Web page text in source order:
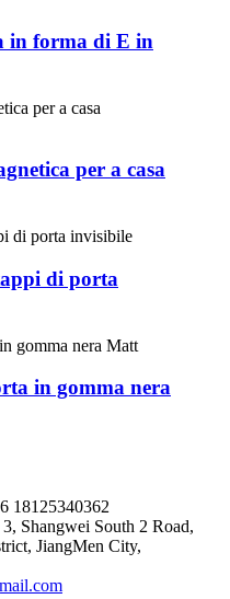
in forma di E in
per a casa
di porta
in gomma nera
18125340362
Shangwei South 2 Road,
JiangMen City,